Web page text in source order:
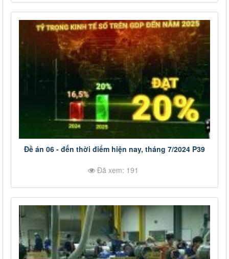
Đề án 06 - đến thời điểm hiện nay, tháng 7/2024 P39
Đã xem: 191